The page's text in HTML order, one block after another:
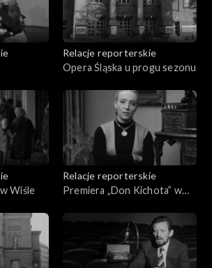
Relacje reporterskie
Opera Śląska u progu sezonu
Wiśle
Relacje reporterskie
Premiera „Don Kichota” w